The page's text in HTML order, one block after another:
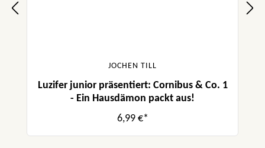
JOCHEN TILL
Luzifer junior präsentiert: Cornibus & Co. 1
- Ein Hausdämon packt aus!
6,99 €*